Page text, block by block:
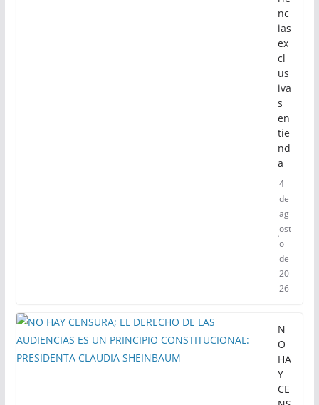
nc
ias
ex
cl
us
iva
s
en
tie
nd
a
4
de
ag
ost
o
de
20
26
N
O
HA
Y
CE